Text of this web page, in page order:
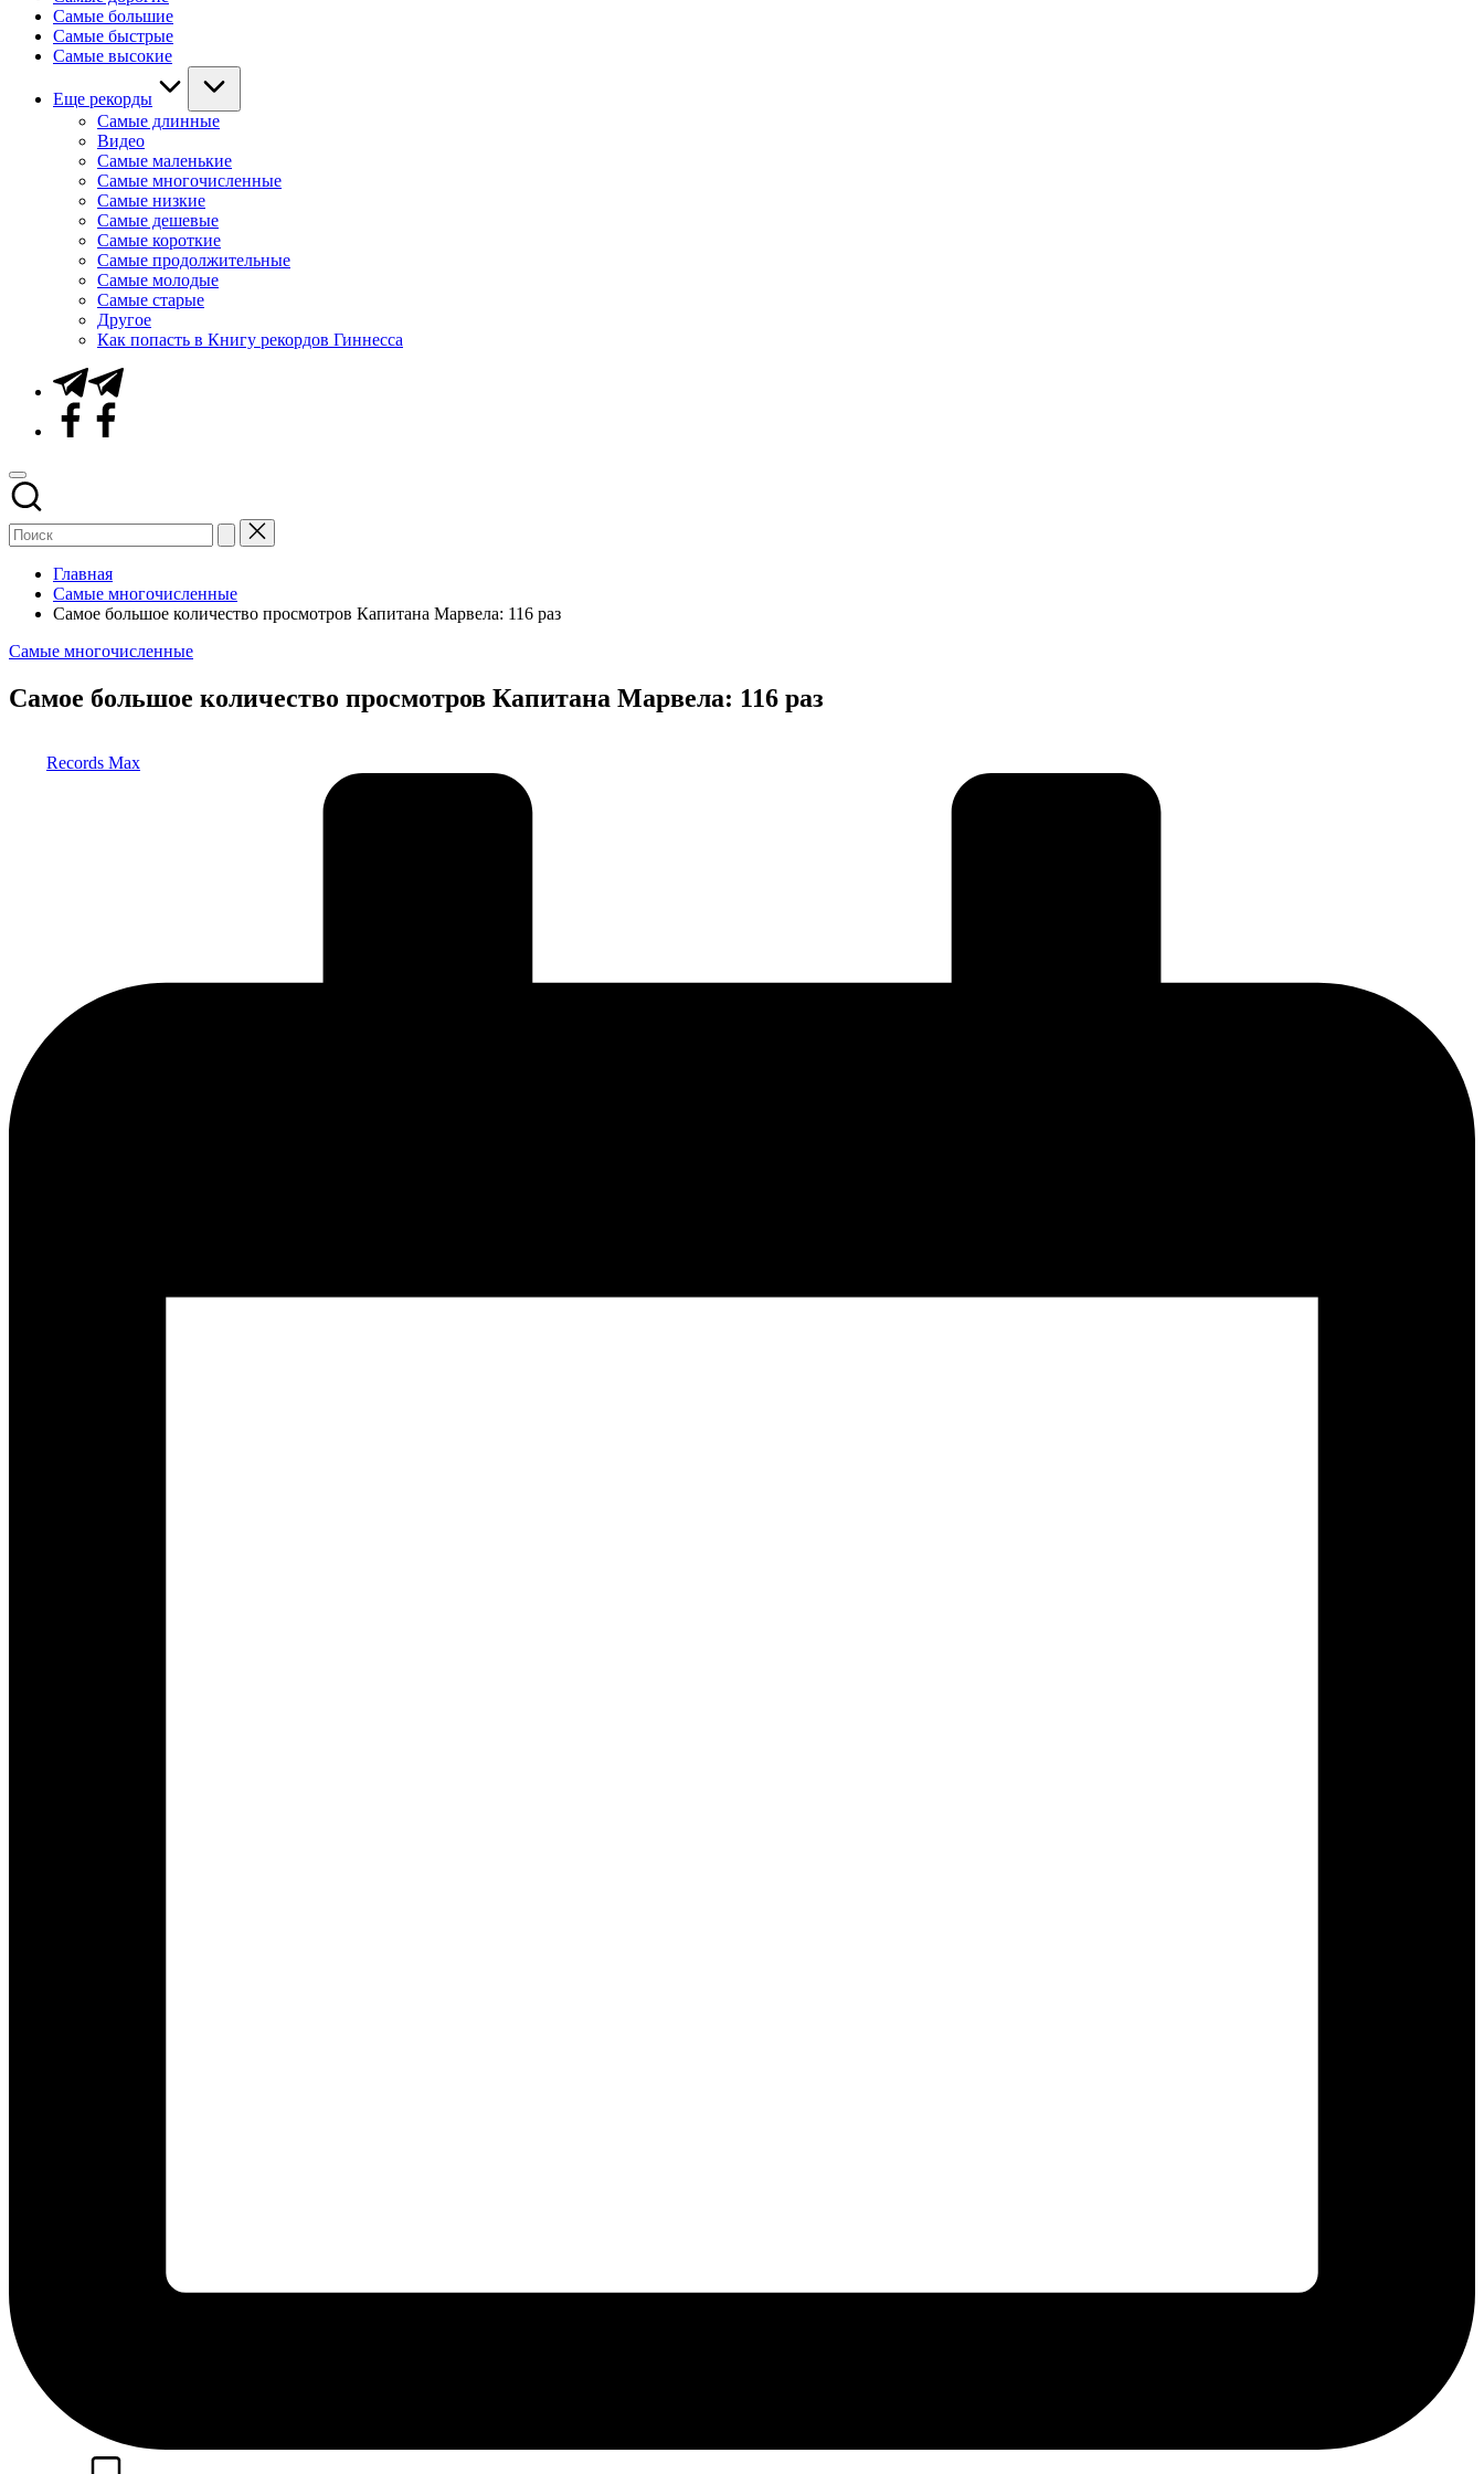
Самые большие
Самые быстрые
Самые высокие
Еще рекорды
Самые длинные
Видео
Самые маленькие
Самые многочисленные
Самые низкие
Самые дешевые
Самые короткие
Самые продолжительные
Самые молодые
Самые старые
Другое
Как попасть в Книгу рекордов Гиннесса
Telegram
Facebook
Главная
Самые многочисленные
Самое большое количество просмотров Капитана Марвела: 116 раз
Опубликовано
Самые многочисленные
Самое большое количество просмотров Капитана Марвела: 116 раз
Records Max